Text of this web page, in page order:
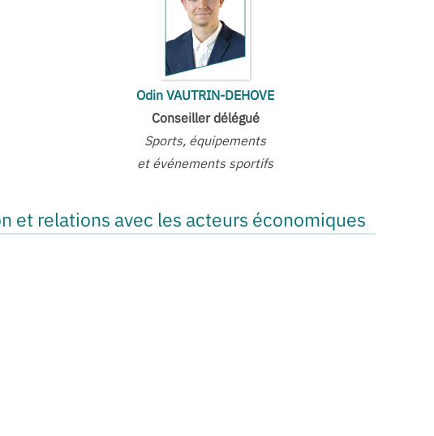
Odin VAUTRIN-DEHOVE
Conseiller délégué
Sports, équipements
et événements sportifs
et relations avec les acteurs économiques